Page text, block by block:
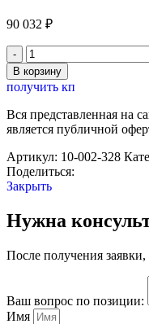
90 032 ₽
Количество
товара
Цифровая
лаборатория
РобикЛаб
по
Экологии
(стандартная)
В корзину
получить кп
Вся представленная на
является публичной
Артикул: 10-002-328
Поделиться:
Закрыть
Нужна
После получения
Ваш вопрос по позиции:
Имя